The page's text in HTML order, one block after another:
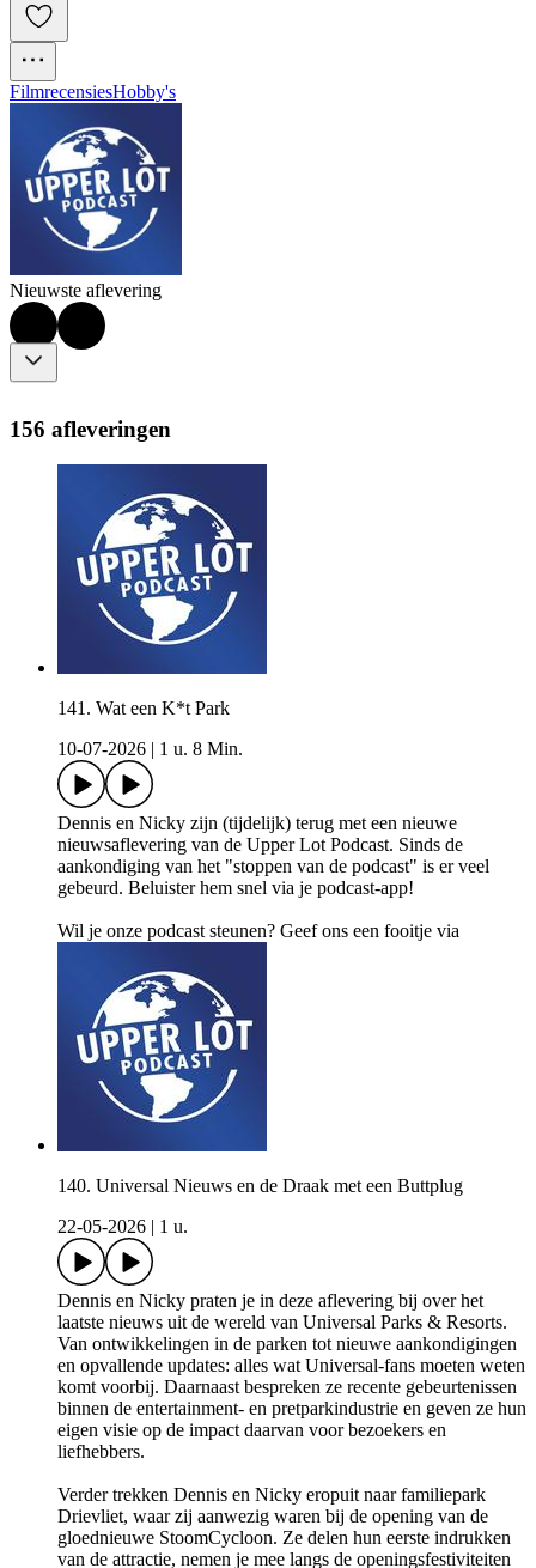
FilmrecensiesHobby's
Nieuwste aflevering
156 afleveringen
141. Wat een K*t Park
10-07-2026
1 u. 8 Min.
Dennis en Nicky zijn (tijdelijk) terug met een nieuwe
nieuwsaflevering van de Upper Lot Podcast. Sinds de
aankondiging van het "stoppen van de podcast" is er veel
gebeurd. Beluister hem snel via je podcast-app!
Wil je onze podcast steunen? Geef ons een fooitje via
140. Universal Nieuws en de Draak met een Buttplug
22-05-2026
1 u.
Dennis en Nicky praten je in deze aflevering bij over het
laatste nieuws uit de wereld van Universal Parks & Resorts.
Van ontwikkelingen in de parken tot nieuwe aankondigingen
en opvallende updates: alles wat Universal-fans moeten weten
komt voorbij. Daarnaast bespreken ze recente gebeurtenissen
binnen de entertainment- en pretparkindustrie en geven ze hun
eigen visie op de impact daarvan voor bezoekers en
liefhebbers.
Verder trekken Dennis en Nicky eropuit naar familiepark
Drievliet, waar zij aanwezig waren bij de opening van de
gloednieuwe StoomCycloon. Ze delen hun eerste indrukken
van de attractie, nemen je mee langs de openingsfestiviteiten